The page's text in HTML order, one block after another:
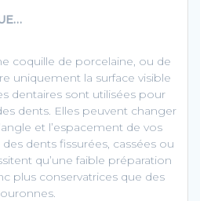
coquille de porcelaine, ou de
uniquement la surface visible
dentaires sont utilisées pour
dents. Elles peuvent changer
et l’espacement de vos
dents fissurées, cassées ou
qu’une faible préparation
plus conservatrices que des